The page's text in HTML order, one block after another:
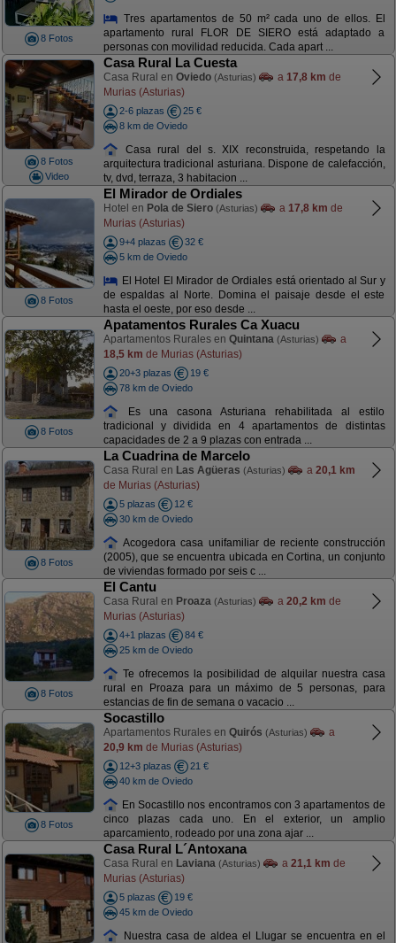
8 Fotos
Tres apartamentos de 50 m² cada uno de ellos. El
apartamento rural FLOR DE SIERO está adaptado a
personas con movilidad reducida. Cada apart ...
8 Fotos
Video
Casa Rural La Cuesta
Casa Rural en Oviedo (Asturias) a 17,8 km de
Murias (Asturias)
2-6 plazas
25 €
8 km de Oviedo
Casa rural del s. XIX reconstruida, respetando la
arquitectura tradicional asturiana. Dispone de calefacción,
tv, dvd, terraza, 3 habitacion ...
8 Fotos
El Mirador de Ordiales
Hotel en Pola de Siero (Asturias) a 17,8 km de
Murias (Asturias)
9+4 plazas
32 €
5 km de Oviedo
El Hotel El Mirador de Ordiales está orientado al Sur y
de espaldas al Norte. Domina el paisaje desde el este
hasta el oeste, por eso desde ...
8 Fotos
Apatamentos Rurales Ca Xuacu
Apartamentos Rurales en Quintana (Asturias)
a
18,5 km de Murias (Asturias)
20+3 plazas
19 €
78 km de Oviedo
Es una casona Asturiana rehabilitada al estilo
tradicional y dividida en 4 apartamentos de distintas
capacidades de 2 a 9 plazas con entrada ...
8 Fotos
La Cuadrina de Marcelo
Casa Rural en Las Agüeras (Asturias) a 20,1 km
de Murias (Asturias)
5 plazas
12 €
30 km de Oviedo
Acogedora casa unifamiliar de reciente construcción
(2005), que se encuentra ubicada en Cortina, un conjunto
de viviendas formado por seis c ...
8 Fotos
El Cantu
Casa Rural en Proaza (Asturias) a 20,2 km de
Murias (Asturias)
4+1 plazas
84 €
25 km de Oviedo
Te ofrecemos la posibilidad de alquilar nuestra casa
rural en Proaza para un máximo de 5 personas, para
estancias de fin de semana o vacacio ...
8 Fotos
Socastillo
Apartamentos Rurales en Quirós (Asturias)
a
20,9 km de Murias (Asturias)
12+3 plazas
21 €
40 km de Oviedo
En Socastillo nos encontramos con 3 apartamentos de
cinco plazas cada uno. En el exterior, un amplio
aparcamiento, rodeado por una zona ajar ...
Casa Rural L´Antoxana
Casa Rural en Laviana (Asturias) a 21,1 km de
Murias (Asturias)
5 plazas
19 €
45 km de Oviedo
Nuestra casa de aldea el Llugar se encuentra en el